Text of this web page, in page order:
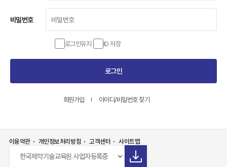
비밀번호
로그인유지 ID 저장
로그인
회원가입 아이디/비밀번호 찾기
이용약관 개인정보처리방침 고객센터 사이트맵